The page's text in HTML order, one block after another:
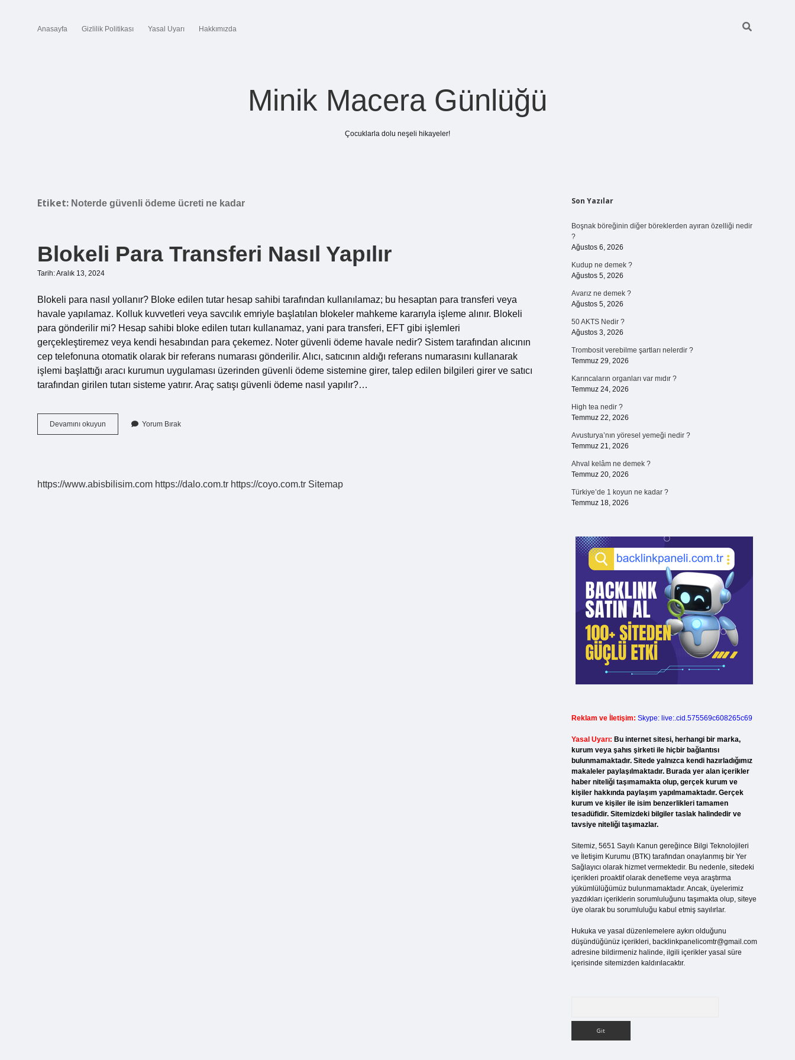
Anasayfa Gizlilik Politikası Yasal Uyarı Hakkımızda
Minik Macera Günlüğü
Çocuklarla dolu neşeli hikayeler!
Etiket: Noterde güvenli ödeme ücreti ne kadar
Blokeli Para Transferi Nasıl Yapılır
Tarih: Aralık 13, 2024
Blokeli para nasıl yollanır? Bloke edilen tutar hesap sahibi tarafından kullanılamaz; bu hesaptan para transferi veya
havale yapılamaz. Kolluk kuvvetleri veya savcılık emriyle başlatılan blokeler mahkeme kararıyla işleme alınır. Blokeli
para gönderilir mi? Hesap sahibi bloke edilen tutarı kullanamaz, yani para transferi, EFT gibi işlemleri
gerçekleştiremez veya kendi hesabından para çekemez. Noter güvenli ödeme havale nedir? Sistem tarafından alıcının
cep telefonuna otomatik olarak bir referans numarası gönderilir. Alıcı, satıcının aldığı referans numarasını kullanarak
işlemi başlattığı aracı kurumun uygulaması üzerinden güvenli ödeme sistemine girer, talep edilen bilgileri girer ve satıcı
tarafından girilen tutarı sisteme yatırır. Araç satışı güvenli ödeme nasıl yapılır?…
Devamını okuyun
Para
Yorum Bırak
https://www.abisbilisim.com https://dalo.com.tr https://coyo.com.tr Sitemap
Sidebar
Son Yazılar
Boşnak böreğinin diğer böreklerden ayıran özelliği nedir
?
Ağustos 6, 2026
Kudup ne demek ?
Ağustos 5, 2026
Avarız ne demek ?
Ağustos 5, 2026
50 AKTS Nedir ?
Ağustos 3, 2026
Trombosit verebilme şartları nelerdir ?
Temmuz 29, 2026
Karıncaların organları var mıdır ?
Temmuz 24, 2026
High tea nedir ?
Temmuz 22, 2026
Avusturya’nın yöresel yemeği nedir ?
Temmuz 21, 2026
Ahval kelâm ne demek ?
Temmuz 20, 2026
Türkiye’de 1 koyun ne kadar ?
Temmuz 18, 2026
Reklam ve İletişim: Skype: live:.cid.575569c608265c69
Yasal Uyarı: Bu internet sitesi, herhangi bir marka,
kurum veya şahıs şirketi ile hiçbir bağlantısı
bulunmamaktadır. Sitede yalnızca kendi hazırladığımız
makaleler paylaşılmaktadır. Burada yer alan içerikler
haber niteliği taşımamakta olup, gerçek kurum ve
kişiler hakkında paylaşım yapılmamaktadır. Gerçek
kurum ve kişiler ile isim benzerlikleri tamamen
tesadüfidir. Sitemizdeki bilgiler taslak halindedir ve
tavsiye niteliği taşımazlar.
Sitemiz, 5651 Sayılı Kanun gereğince Bilgi Teknolojileri
ve İletişim Kurumu (BTK) tarafından onaylanmış bir Yer
Sağlayıcı olarak hizmet vermektedir. Bu nedenle, sitedeki
içerikleri proaktif olarak denetleme veya araştırma
yükümlülüğümüz bulunmamaktadır. Ancak, üyelerimiz
yazdıkları içeriklerin sorumluluğunu taşımakta olup, siteye
üye olarak bu sorumluluğu kabul etmiş sayılırlar.
Hukuka ve yasal düzenlemelere aykırı olduğunu
düşündüğünüz içerikleri, backlinkpanelicomtr@gmail.com
adresine bildirmeniz halinde, ilgili içerikler yasal süre
içerisinde sitemizden kaldırılacaktır.